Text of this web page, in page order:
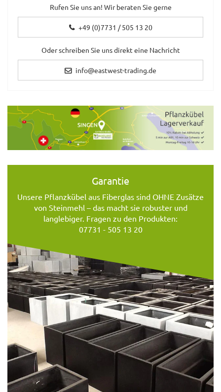
Rufen Sie uns an! Wir beraten Sie gerne
+49 (0)7731 / 505 13 20
Oder schreiben Sie uns direkt eine Nachricht
info@eastwest-trading.de
Garantie
Unsere Pflanzkübel aus Fiberglas sind OHNE Zusätze
von Steinmehl – das macht sie robuster und
langlebiger. Fragen zu den Produkten:
07731 - 505 13 20